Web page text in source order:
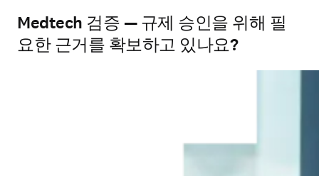
Medtech 검증 — 규제 승인을 위해 필
요한 근거를 확보하고 있나요?